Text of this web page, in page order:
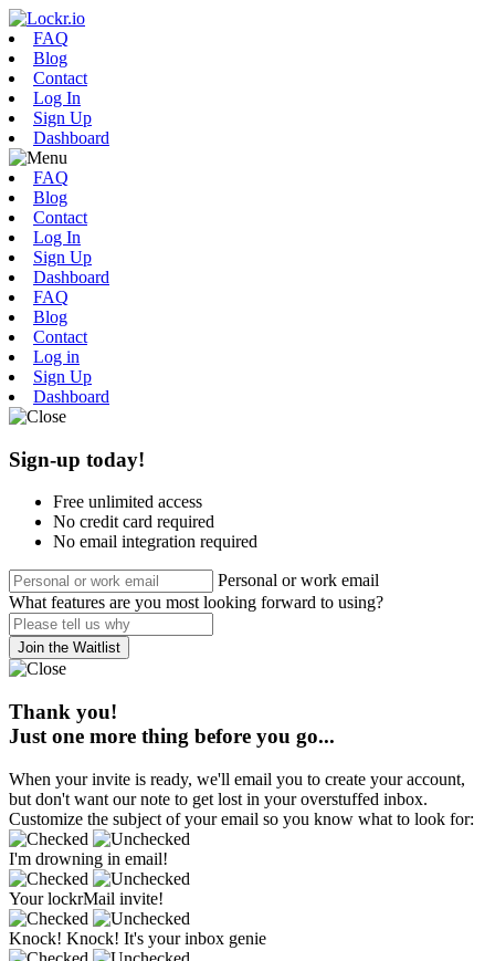
FAQ
Blog
Contact
Log In
Sign Up
Dashboard
FAQ
Blog
Contact
Log In
Sign Up
Dashboard
FAQ
Blog
Contact
Log in
Sign Up
Dashboard
Sign-up today!
Free unlimited access
No credit card required
No email integration required
Personal or work email
What features are you most looking forward to using?
Join the Waitlist
Thank you!
Just one more thing before you go...
When your invite is ready, we'll email you to create your account,
but don't want our note to get lost in your overstuffed inbox.
Customize the subject of your email so you know what to look for:
I'm drowning in email!
Your lockrMail invite!
Knock! Knock! It's your inbox genie